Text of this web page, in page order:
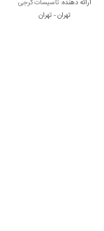
ارائه دهنده: تاسیسات گرجی
تهران - تهران